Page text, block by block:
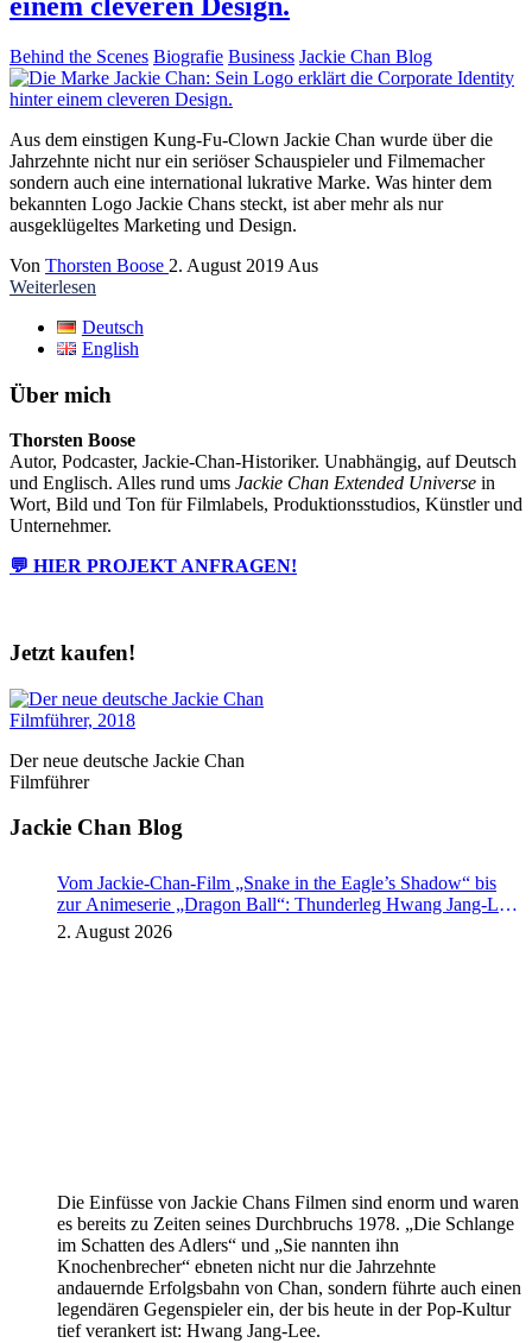
Behind the Scenes Biografie Business Jackie Chan Blog
Aus dem einstigen Kung-Fu-Clown Jackie Chan wurde über die
Jahrzehnte nicht nur ein seriöser Schauspieler und Filmemacher
sondern auch eine international lukrative Marke. Was hinter dem
bekannten Logo Jackie Chans steckt, ist aber mehr als nur
ausgeklügeltes Marketing und Design.
Von Thorsten Boose 2. August 2019 Aus
Weiterlesen
Deutsch
English
Über mich
Thorsten Boose
Autor, Podcaster, Jackie-Chan-Historiker. Unabhängig, auf Deutsch
und Englisch. Alles rund ums Jackie Chan Extended Universe in
Wort, Bild und Ton für Filmlabels, Produktionsstudios, Künstler und
Unternehmer.
💬 HIER PROJEKT ANFRAGEN!
Jetzt kaufen!
Der neue deutsche Jackie Chan
Filmführer
Jackie Chan Blog
Vom Jackie-Chan-Film „Snake in the Eagle’s Shadow“ bis
zur Animeserie „Dragon Ball“: Thunderleg Hwang Jang-Lee
tritt globale Rechteoffensive los
2. August 2026
Die Einfüsse von Jackie Chans Filmen sind enorm und waren
es bereits zu Zeiten seines Durchbruchs 1978. „Die Schlange
im Schatten des Adlers“ und „Sie nannten ihn
Knochenbrecher“ ebneten nicht nur die Jahrzehnte
andauernde Erfolgsbahn von Chan, sondern führte auch einen
legendären Gegenspieler ein, der bis heute in der Pop-Kultur
tief verankert ist: Hwang Jang-Lee.